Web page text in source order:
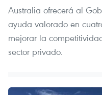
Australia ofrecerá al
ayuda valorado en
mejorar la
sector privado.